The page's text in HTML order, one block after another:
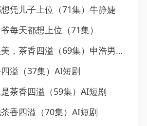
凭儿子上位（71集）牛静婕
每天都想上位（71集）
茶香四溢（69集）申浩男&王燕飞
溢（37集）AI短剧
茶香四溢（59集）AI短剧
香四溢（70集）AI短剧